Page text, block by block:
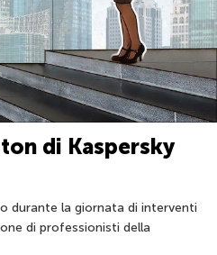
di Kaspersky
durante la giornata di interventi
di professionisti della